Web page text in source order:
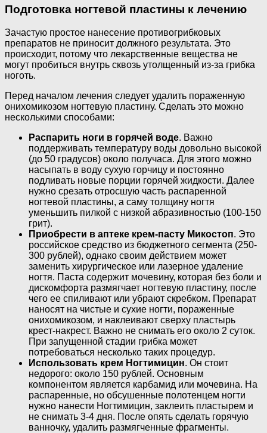
Подготовка ногтевой пластины к лечению
Зачастую простое нанесение противогрибковых
препаратов не приносит должного результата. Это
происходит, потому что лекарственные вещества не
могут пробиться внутрь сквозь утолщенный из-за грибка
ноготь.
Перед началом лечения следует удалить пораженную
онихомикозом ногтевую пластину. Сделать это можно
несколькими способами:
Распарить ноги в горячей воде. Важно
поддерживать температуру воды довольно высокой
(до 50 градусов) около получаса. Для этого можно
насыпать в воду сухую горчицу и постоянно
подливать новые порции горячей жидкости. Далее
нужно срезать отросшую часть распаренной
ногтевой пластины, а саму толщину ногтя
уменьшить пилкой с низкой абразивностью (100-150
грит).
Приобрести в аптеке крем-пасту Микостоп. Это
российское средство из бюджетного сегмента (250-
300 рублей), однако своим действием может
заменить хирургическое или лазерное удаление
ногтя. Паста содержит мочевину, которая без боли и
дискомфорта размягчает ногтевую пластину, после
чего ее спиливают или убрают скребком. Препарат
наносят на чистые и сухие ногти, пораженные
онихомикозом, и наклеивают сверху пластырь
крест-накрест. Важно не снимать его около 2 суток.
При запущенной стадии грибка может
потребоваться несколько таких процедур.
Использовать крем Ногтимицин. Он стоит
недорого: около 150 рублей. Основным
компонентом является карбамид или мочевина. На
распаренные, но обсушенные полотенцем ногти
нужно нанести Ногтимицин, заклеить пластырем и
не снимать 3-4 дня. После опять сделать горячую
ванночку, удалить размягченные фрагменты.